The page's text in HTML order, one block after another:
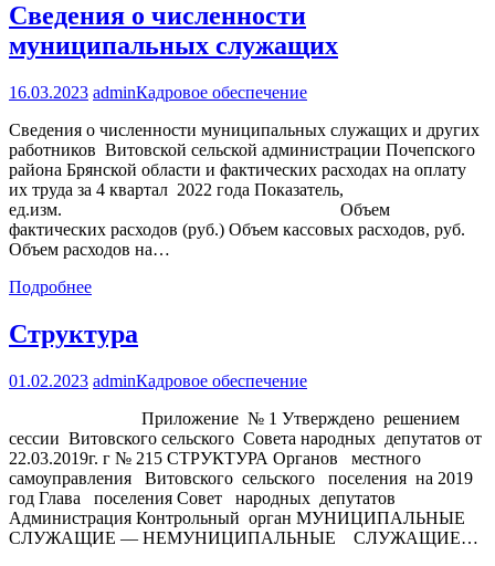
Сведения о численности
муниципальных служащих
16.03.2023 adminКадровое обеспечение
Сведения о численности муниципальных служащих и других
работников Витовской сельской администрации Почепского
района Брянской области и фактических расходах на оплату
их труда за 4 квартал 2022 года Показатель,
ед.изм. Объем
фактических расходов (руб.) Объем кассовых расходов, руб.
Объем расходов на…
Подробнее
Структура
01.02.2023 adminКадровое обеспечение
Приложение № 1 Утверждено решением
сессии Витовского сельского Совета народных депутатов от
22.03.2019г. г № 215 СТРУКТУРА Органов местного
самоуправления Витовского сельского поселения на 2019
год Глава поселения Совет народных депутатов
Администрация Контрольный орган МУНИЦИПАЛЬНЫЕ
СЛУЖАЩИЕ — НЕМУНИЦИПАЛЬНЫЕ СЛУЖАЩИЕ…